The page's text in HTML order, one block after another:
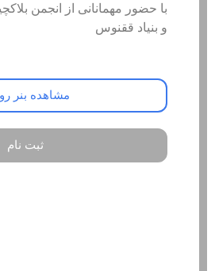
با حضور مهمانانی از انجمن
و بنیاد ققنوس
مشاهده بنر
ثبت نام